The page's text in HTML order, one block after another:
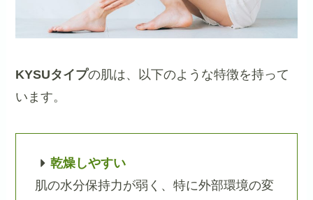
KYSUタイプの肌は、以下のような特徴を持って
います。
乾燥しやすい
肌の水分保持力が弱く、特に外部環境の変